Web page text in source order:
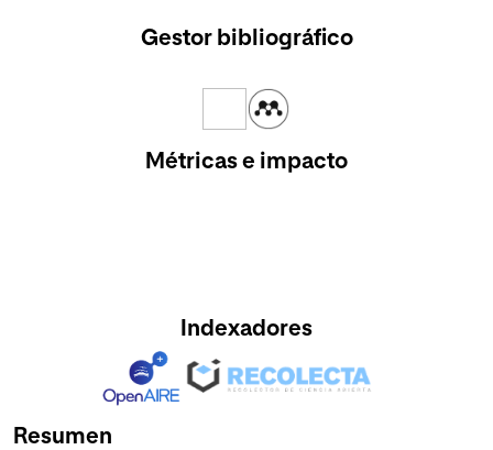
Gestor bibliográfico
Métricas e impacto
Indexadores
Resumen